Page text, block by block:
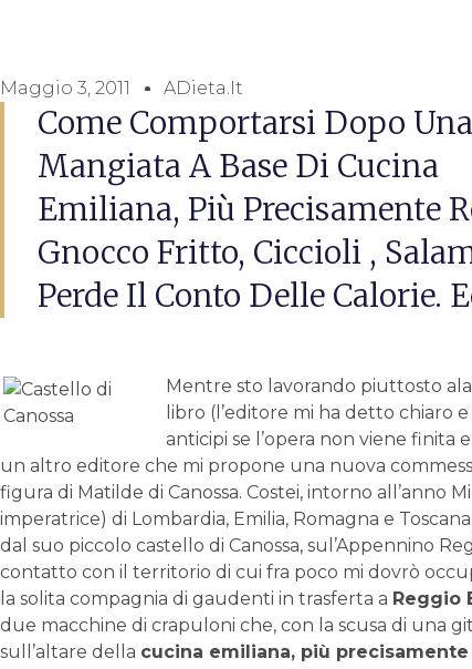
Maggio 3, 2011 ADieta.it
Come Comportarsi Dopo
Mangiata A Base Di Cucina
Emiliana, Più Precisamente
Gnocco Fritto, Ciccioli ,
Perde Il Conto Delle Calorie.
Mentre sto lavorando piuttosto
libro (l’editore mi ha detto chiaro
anticipi se l’opera non viene
un altro editore che mi propone una nuova
figura di Matilde di Canossa. Costei, intorno all’anno
imperatrice) di Lombardia, Emilia, Romagna e
dal suo piccolo castello di Canossa, sul’Appennino
contatto con il territorio di cui fra poco mi dovrò
la solita compagnia di gaudenti in trasferta a Reggio
due macchine di crapuloni che, con la scusa di una
sull’altare della cucina emiliana, più